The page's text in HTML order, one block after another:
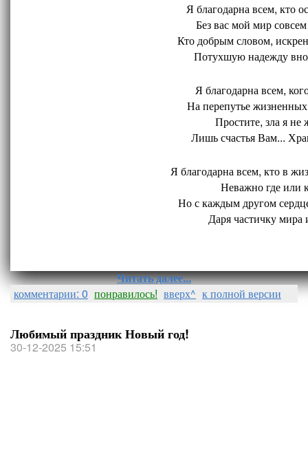
Я благодарна всем, кто
Без вас мой мир
Кто добрым словом,
Потухшую надежду
Я благодарна всем,
На перепутье
Простите, зла я не
Лишь счастья Вам...
Я благодарна всем, кто в
Неважно где или
Но с каждым другом
Даря частичку мира
Читать далее...
комментарии: 0 понравилось! вверх^ к полной версии
Любимый праздник Новый год!
30-12-2025 15:51